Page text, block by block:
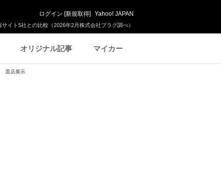
イト5社との比較（2026年2月株式会社プラグ調べ）
ログイン [新規取得] Yahoo! JAPAN
オリジナル記事 マイカー
皿店展示